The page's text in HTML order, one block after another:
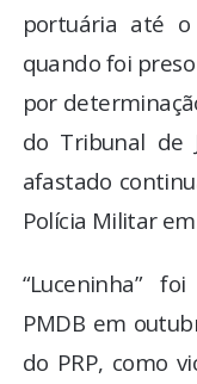
portuária até
quando foi
por
do Tribunal de
afastado
Polícia Militar em
“Luceninha”
PMDB em
do PRP, como